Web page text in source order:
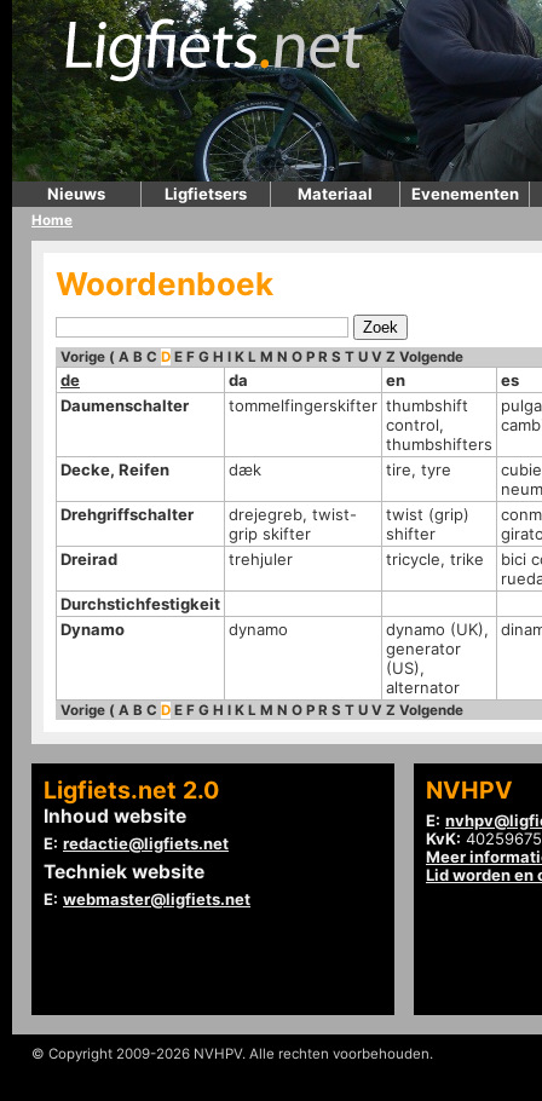
Nieuws Ligfietsers Materiaal Evenementen
Home
Woordenboek
Vorige ( A B C D E F G H I K L M N O P R S T U V Z Volgende
de da en
es
Daumenschalter
tommelfingerskifter thumbshift
control,
thumbshifters
Decke, Reifen dæk tire, tyre
Drehgriffschalter
drejegreb, twist-
grip skifter
twist (grip)
shifter
Dreirad
trehjuler tricycle, trike
bici
Durchstichfestigkeit
Dynamo
dynamo
dynamo (UK),
generator
(US),
alternator
Vorige ( A B C D E F G H I K L M N O P R S T U V Z Volgende
Ligfiets.net 2.0
Inhoud website
E: redactie@ligfiets.net
Techniek website
E: webmaster@ligfiets.net
NVHPV
E:
KvK: 40259675
Meer
Lid worden en
© Copyright 2009-2026 NVHPV. Alle rechten voorbehouden.